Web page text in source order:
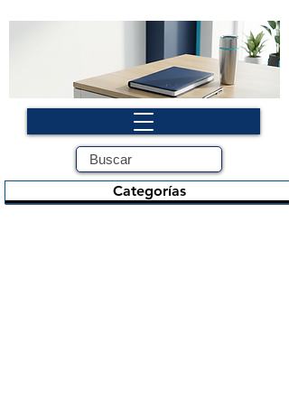
Categorías